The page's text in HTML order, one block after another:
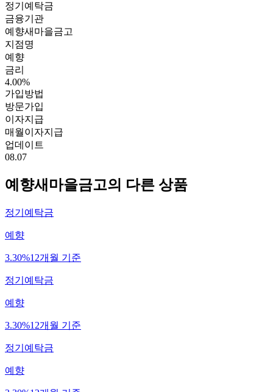
정기예탁금
금융기관
예향새마을금고
지점명
예향
금리
4.00%
가입방법
방문가입
이자지급
매월이자지급
업데이트
08.07
예향새마을금고의 다른 상품
정기예탁금
예향
3.30%12개월 기준
정기예탁금
예향
3.30%12개월 기준
정기예탁금
예향